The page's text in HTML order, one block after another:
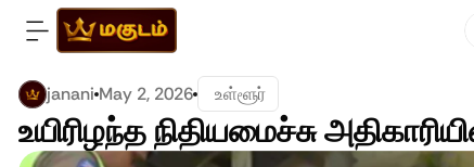
janani May 2, 2026 உள்ளூர்
உயிரிழந்த நிதியமைச்சு